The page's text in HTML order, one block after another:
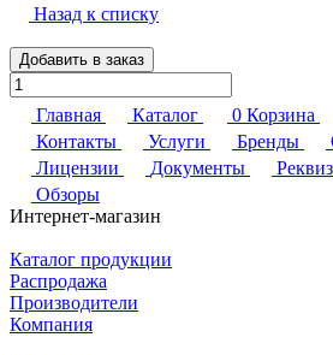
Назад к списку
Добавить в заказ
Главная Каталог 0 Корзина
Контакты
Услуги Бренды
Лицензии
Документы
Обзоры
Интернет-магазин
Каталог продукции
Распродажа
Производители
Компания